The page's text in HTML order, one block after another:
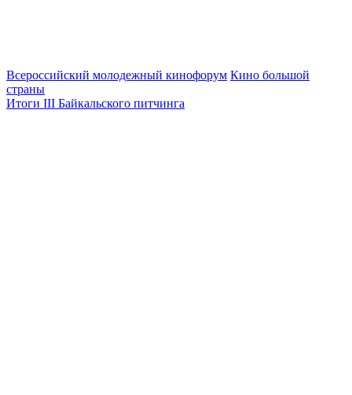
Всероссийский молодежный кинофорум Кино большой
страны
Итоги III Байкальского питчинга